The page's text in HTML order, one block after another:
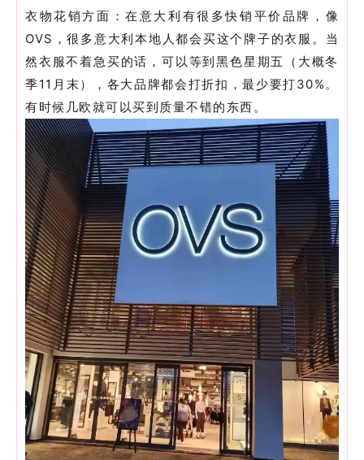
衣物花销方面：在意大利有很多快销平价品牌，像
OVS，很多意大利本地人都会买这个牌子的衣服。当
然衣服不着急买的话，可以等到黑色星期五（大概冬
季11月末），各大品牌都会打折扣，最少要打30%。
有时候几欧就可以买到质量不错的东西。